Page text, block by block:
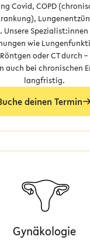
Covid, COPD
Unsere
wie
oder CT durch
auch bei chronischen
langfristig.
deinen Termin
Gynäkologie